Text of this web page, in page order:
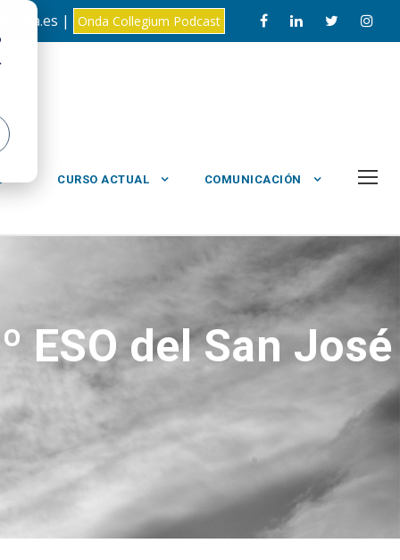
| Onda Collegium Podcast
CURSO ACTUAL COMUNICACIÓN
ESO del San José